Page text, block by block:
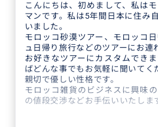
こんにちは、初めまして、私は
マンです。私は5年間日本に住み
いました。
モロッコ砂漠ツアー、モロッコ
ュ日帰り旅行などのツアーにお連
お好きなツアーにカスタムでき
ばどんな事でもお気軽に聞いてく
親切で優しい性格です。
モロッコ雑貨のビジネスに興味
の値段交渉などお手伝いいたしま